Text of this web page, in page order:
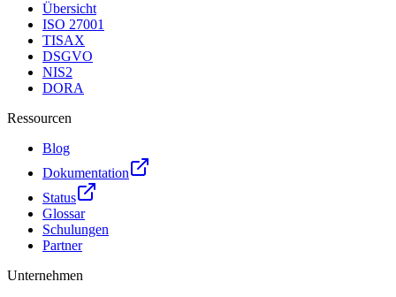
Übersicht
ISO 27001
TISAX
DSGVO
NIS2
DORA
Ressourcen
Blog
Dokumentation
Status
Glossar
Schulungen
Partner
Unternehmen